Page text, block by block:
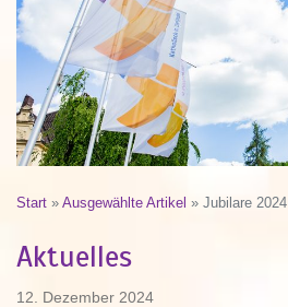
Start » Ausgewählte Artikel » Jubilare 2024
Aktuelles
12. Dezember 2024